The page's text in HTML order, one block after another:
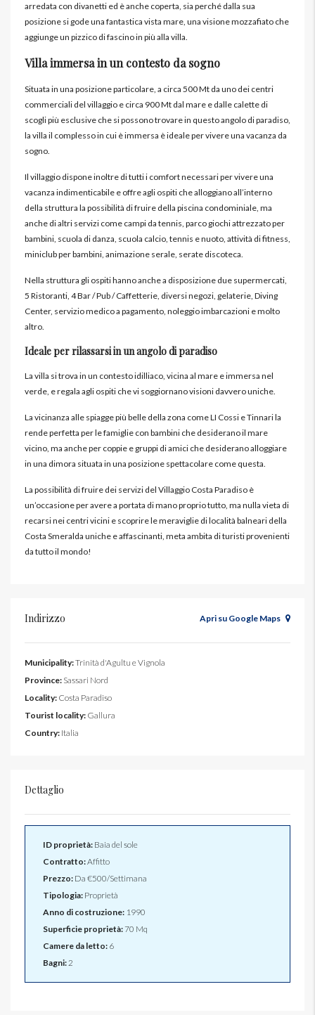
arredata con divanetti ed è anche coperta, sia perché dalla sua
posizione si gode una fantastica vista mare, una visione mozzafiato che
aggiunge un pizzico di fascino in più alla villa.
Villa immersa in un contesto da sogno
Situata in una posizione particolare, a circa 500 Mt da uno dei centri
commerciali del villaggio e circa 900 Mt dal mare e dalle calette di
scogli più esclusive che si possono trovare in questo angolo di paradiso,
la villa il complesso in cui è immersa è ideale per vivere una vacanza da
sogno.
Il villaggio dispone inoltre di tutti i comfort necessari per vivere una
vacanza indimenticabile e offre agli ospiti che alloggiano all’interno
della struttura la possibilità di fruire della piscina condominiale, ma
anche di altri servizi come campi da tennis, parco giochi attrezzato per
bambini, scuola di danza, scuola calcio, tennis e nuoto, attività di fitness,
miniclub per bambini, animazione serale, serate discoteca.
Nella struttura gli ospiti hanno anche a disposizione due supermercati,
5 Ristoranti, 4 Bar / Pub / Caffetterie, diversi negozi, gelaterie, Diving
Center, servizio medico a pagamento, noleggio imbarcazioni e molto
altro.
Ideale per rilassarsi in un angolo di paradiso
La villa si trova in un contesto idilliaco, vicina al mare e immersa nel
verde, e regala agli ospiti che vi soggiornano visioni davvero uniche.
La vicinanza alle spiagge più belle della zona come LI Cossi e Tinnari la
rende perfetta per le famiglie con bambini che desiderano il mare
vicino, ma anche per coppie e gruppi di amici che desiderano alloggiare
in una dimora situata in una posizione spettacolare come questa.
La possibilità di fruire dei servizi del Villaggio Costa Paradiso è
un’occasione per avere a portata di mano proprio tutto, ma nulla vieta di
recarsi nei centri vicini e scoprire le meraviglie di località balneari della
Costa Smeralda uniche e affascinanti, meta ambita di turisti provenienti
da tutto il mondo!
Indirizzo Apri su Google Maps
Municipality:Trinità d'Agultu e Vignola
Province: Sassari Nord
Locality: Costa Paradiso
Tourist locality: Gallura
Country: Italia
Dettaglio
ID proprietà: Baia del sole
Contratto:Affitto
Prezzo: Da €500/Settimana
Tipologia: Proprietà
Anno di costruzione: 1990
Superficie proprietà: 70 Mq
Camere da letto: 6
Bagni:2